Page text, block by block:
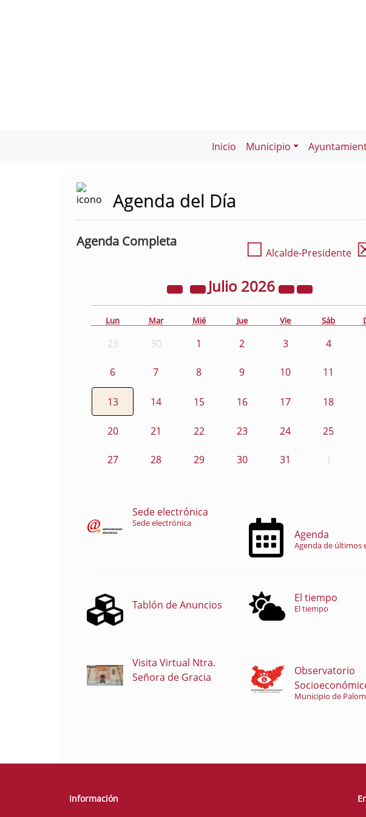
Inicio Municipio
Agenda del Día
Agenda Completa ☐ Alcalde-Presidente
Julio 2026
Lun Mar Mié Jue Vie Sáb
29 30 1 2 3 4
6 7 8 9 10 11
13 14 15 16 17 18
20 21 22 23 24 25
27 28 29 30 31 1
Sede electrónica
Sede electrónica
Agenda
Agenda de últimos
Tablón de Anuncios
El tiempo
El tiempo
Visita Virtual Ntra.
Señora de Gracia
Observatorio
Municipio de
Información